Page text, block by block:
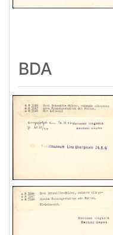
BDA